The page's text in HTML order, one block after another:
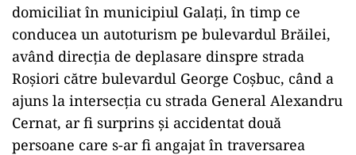
domiciliat în municipiul Galaţi, în timp ce
conducea un autoturism pe bulevardul Brăilei,
având direcţia de deplasare dinspre strada
Roşiori către bulevardul George Coşbuc, când a
ajuns la intersecţia cu strada General Alexandru
Cernat, ar fi surprins şi accidentat două
persoane care s-ar fi angajat în traversarea